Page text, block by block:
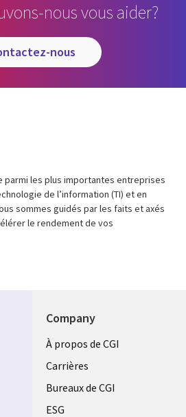
nous vous aider?
nous
parmi les plus importantes entreprises
de l’information (TI) et en
sommes guidés par les faits et axés
le rendement de vos
Company
Useful
links
CANADA
À propos de CGI
Carrières
Bureaux de CGI
ESG